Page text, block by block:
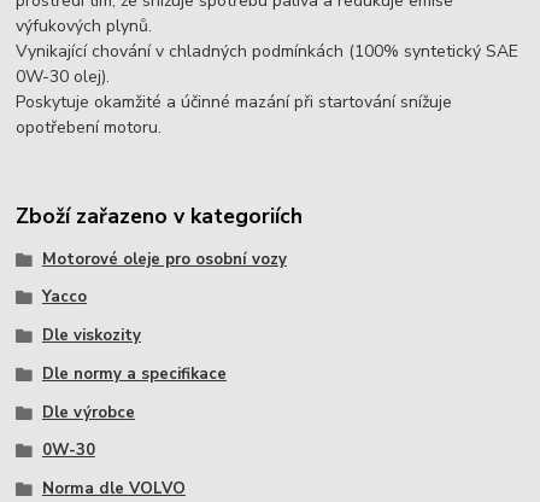
výfukových plynů.
Vynikající chování v chladných podmínkách (100% syntetický SAE
0W-30 olej).
Poskytuje okamžité a účinné mazání při startování snížuje
opotřebení motoru.
Zboží zařazeno v kategoriích
Motorové oleje pro osobní vozy
Yacco
Dle viskozity
Dle normy a specifikace
Dle výrobce
0W-30
Norma dle VOLVO